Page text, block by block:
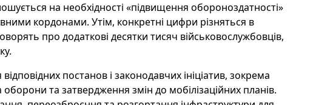
на необхідності «підвищення обороноздатності»
кордонами. Утім, конкретні цифри різняться в
про додаткові десятки тисяч військовослужбовців,
постанов і законодавчих ініціатив, зокрема
та затвердження змін до мобілізаційних планів.